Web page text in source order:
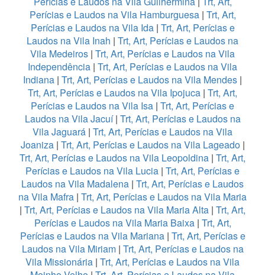
Perícias e Laudos na Vila Hamburguesa| Trt, Art,
Perícias e Laudos na Vila Ida| Trt, Art, Perícias e
Laudos na Vila Inah | Trt, Art, Perícias e Laudos na
Vila Medeiros | Trt, Art, Perícias e Laudos na Vila
Independência | Trt, Art, Perícias e Laudos na Vila
Indiana | Trt, Art, Perícias e Laudos na Vila Mendes |
Trt, Art, Perícias e Laudos na Vila Ipojuca | Trt, Art,
Perícias e Laudos na Vila Isa | Trt, Art, Perícias e
Laudos na Vila Jacuí| Trt, Art, Perícias e Laudos na
Vila Jaguará | Trt, Art, Perícias e Laudos na Vila
Joaniza| Trt, Art, Perícias e Laudos na Vila Lageado|
Trt, Art, Perícias e Laudos na Vila Leopoldina | Trt, Art,
Perícias e Laudos na Vila Lucia | Trt, Art, Perícias e
Laudos na Vila Madalena | Trt, Art, Perícias e Laudos
na Vila Mafra | Trt, Art, Perícias e Laudos na Vila Maria
| Trt, Art, Perícias e Laudos na Vila Maria Alta | Trt, Art,
Perícias e Laudos na Vila Maria Baixa| Trt, Art,
Perícias e Laudos na Vila Mariana| Trt, Art, Perícias e
Laudos na Vila Miriam| Trt, Art, Perícias e Laudos na
Vila Missionária | Trt, Art, Perícias e Laudos na Vila